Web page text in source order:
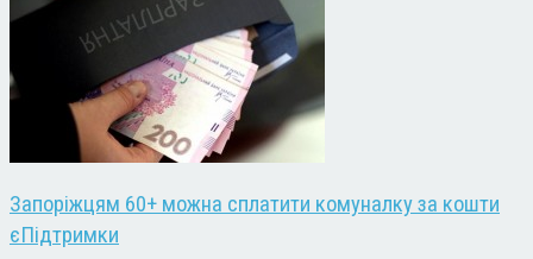
Запоріжцям 60+ можна сплатити комуналку за кошти
єПідтримки